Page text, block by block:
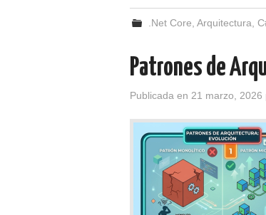
.Net Core ,Arquitectura ,
Patrones de
Publicada en 21 marzo, 2026